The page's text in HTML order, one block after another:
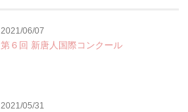
2021/06/07
第６回 新唐人国際コンクール
2021/05/31